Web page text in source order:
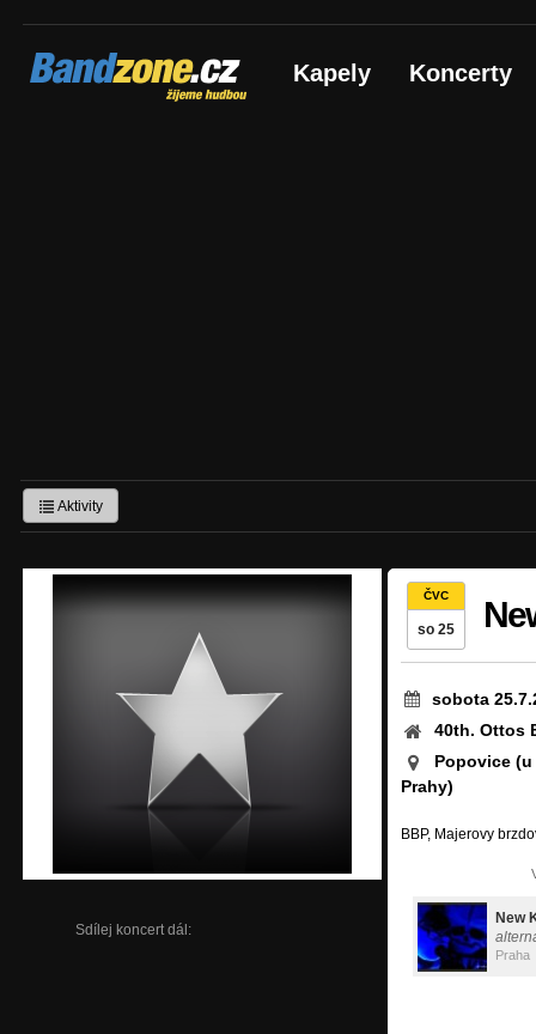
Bandzone.cz
žijeme hudbou Kapely Koncerty
Aktivity
Sdílej koncert dál:
ČVC
so 25
sobota
40th. Ottos
Popovice
Prahy)
BBP, Majerovy
New
Praha